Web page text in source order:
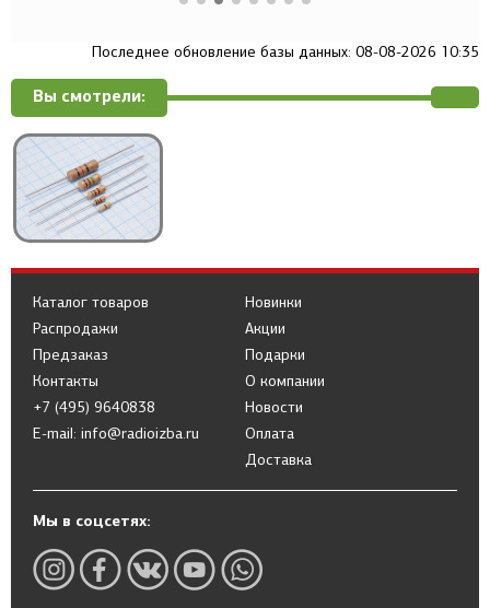
Последнее обновление базы данных: 08-08-2026 10:35
Вы смотрели:
Каталог товаров
Распродажи
Предзаказ
Новинки
Акции
Подарки
Контакты
+7 (495) 9640838
E-mail: info@radioizba.ru
О компании
Новости
Оплата
Доставка
Мы в соцсетях: